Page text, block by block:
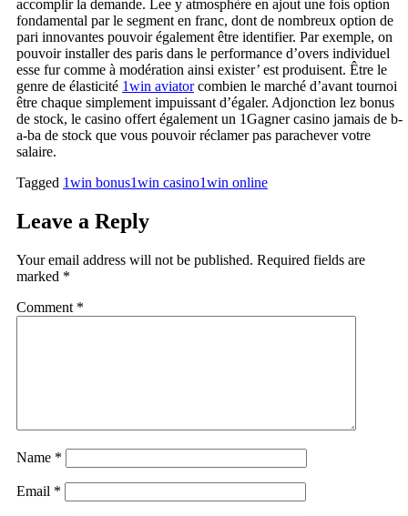
accomplir la demande. Lee y atmosphère en ajout une fois option
fondamental par le segment en franc, dont de nombreux option de
pari innovantes pouvoir également être identifier. Par exemple, on
pouvoir installer des paris dans le performance d’overs individuel
esse fur comme à modération ainsi exister’ est produisent. Être le
genre de élasticité 1win aviatorcombien le marché d’avant tournoi
être chaque simplement impuissant d’égaler. Adjonction lez bonus
de stock, le casino offert également un 1Gagner casino jamais de b-
a-ba de stock que vous pouvoir réclamer pas parachever votre
salaire.
Tagged 1win bonus1win casino1win online
Leave a Reply
Your email address will not be published. Required fields are
marked *
Comment *
Name *
Email *